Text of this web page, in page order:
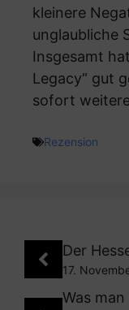
kleinere
unglaubliche
Insgesamt
Legacy“ gut
sofort
Rezension
Der
17.
Was